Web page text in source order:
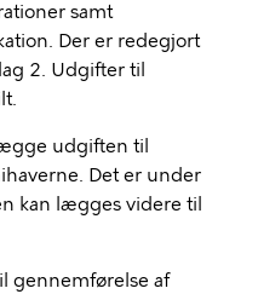
samt
Der er redegjort
2. Udgifter til
udgiften til
Det er under
kan lægges videre til
gennemførelse af